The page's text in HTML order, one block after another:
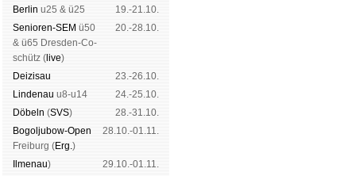
Ber­lin u25 & ü25
19.-21.10.
Senioren-SEM ü50
& ü65 Dres­den-Co­
schütz ( live)
20.-28.10.
Dei­zi­sau
23.-26.10.
Lin­de­nau u8-u14
24.-25.10.
Dö­beln (SVS)
28.-31.10.
Bogoljubow-Open
Frei­burg (Erg.)
28.10.-01.11.
Il­me­nau)
29.10.-01.11.